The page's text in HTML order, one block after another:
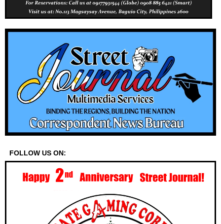
FOLLOW US ON: